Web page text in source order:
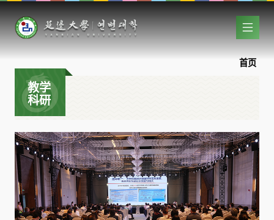
首页
教学
科研